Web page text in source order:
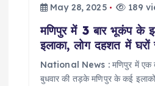
May 28, 2025
189
मणिपुर में 3 बार भूकंप के
इलाका, लोग दहशत में घरों
National News : मणिपुर में एक
बुधवार की तड़के मणिपुर के कई